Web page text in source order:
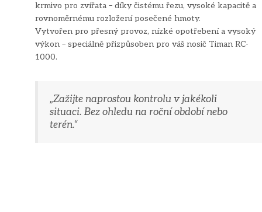
krmivo pro zvířata – díky čistému řezu, vysoké kapacitě a
rovnoměrnému rozložení posečené hmoty.
Vytvořen pro přesný provoz, nízké opotřebení a vysoký
výkon – speciálně přizpůsoben pro váš nosič Timan RC-
1000.
„Zažijte naprostou kontrolu v jakékoli
situaci. Bez ohledu na roční období nebo
terén.“